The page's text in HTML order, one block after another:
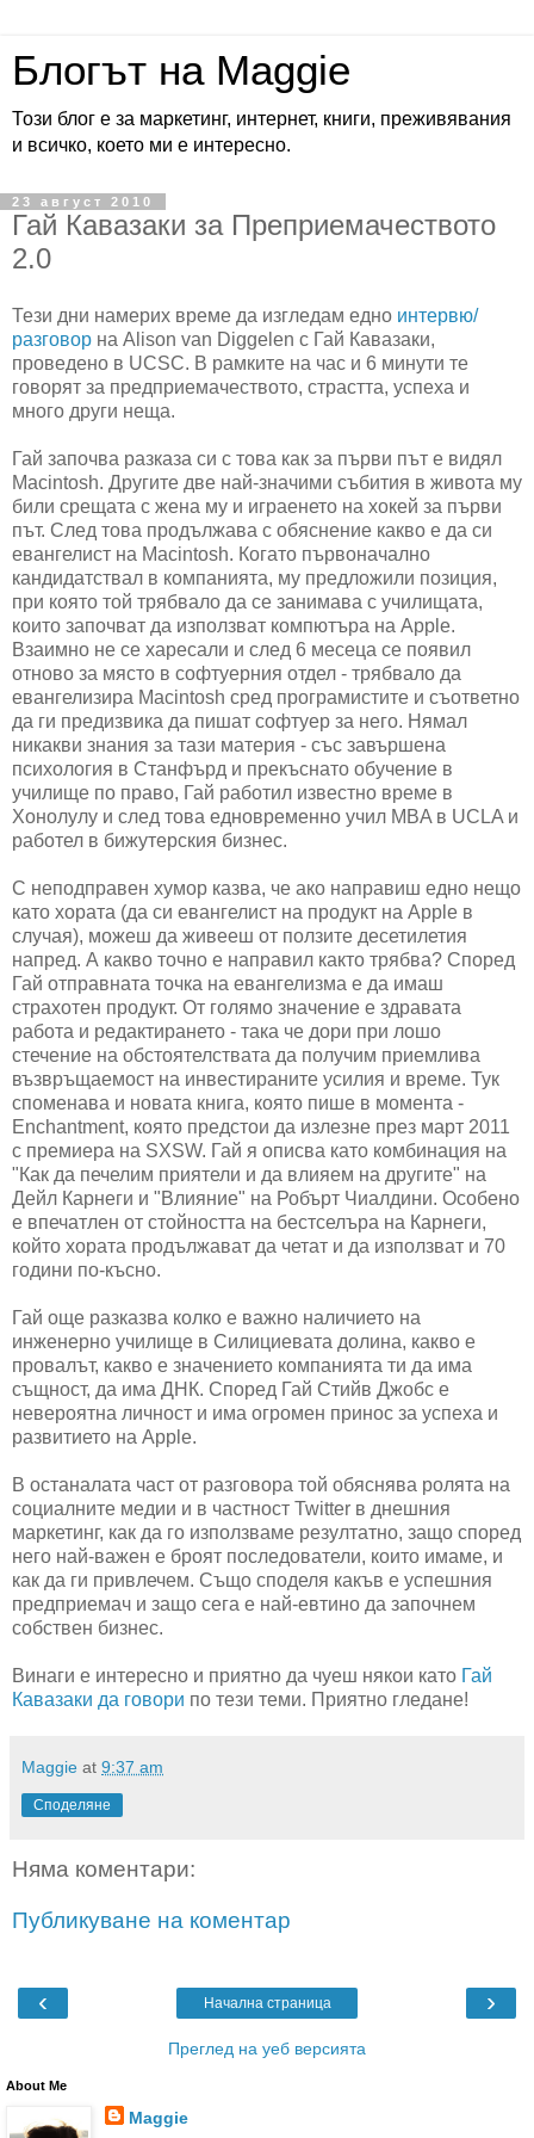
Блогът на Maggie
Този блог е за маркетинг, интернет, книги, преживявания
и всичко, което ми е интересно.
23 август 2010
Гай Кавазаки за Преприемачеството
2.0
Тези дни намерих време да изгледам едно интервю/
разговор на Alison van Diggelen с Гай Кавазаки,
проведено в UCSC. В рамките на час и 6 минути те
говорят за предприемачеството, страстта, успеха и
много други неща.
Гай започва разказа си с това как за първи път е видял
Macintosh. Другите две най-значими събития в живота му
били срещата с жена му и играенето на хокей за първи
път. След това продължава с обяснение какво е да си
евангелист на Macintosh. Когато първоначално
кандидатствал в компанията, му предложили позиция,
при която той трябвало да се занимава с училищата,
които започват да използват компютъра на Apple.
Взаимно не се харесали и след 6 месеца се появил
отново за място в софтуерния отдел - трябвало да
евангелизира Macintosh сред програмистите и съответно
да ги предизвика да пишат софтуер за него. Нямал
никакви знания за тази материя - със завършена
психология в Станфърд и прекъснато обучение в
училище по право, Гай работил известно време в
Хонолулу и след това едновременно учил MBA в UCLA и
работел в бижутерския бизнес.
С неподправен хумор казва, че ако направиш едно нещо
като хората (да си евангелист на продукт на Apple в
случая), можеш да живееш от ползите десетилетия
напред. А какво точно е направил както трябва? Според
Гай отправната точка на евангелизма е да имаш
страхотен продукт. От голямо значение е здравата
работа и редактирането - така че дори при лошо
стечение на обстоятелствата да получим приемлива
възвръщаемост на инвестираните усилия и време. Тук
споменава и новата книга, която пише в момента -
Enchantment, която предстои да излезне през март 2011
с премиера на SXSW. Гай я описва като комбинация на
"Как да печелим приятели и да влияем на другите" на
Дейл Карнеги и "Влияние" на Робърт Чиалдини. Особено
е впечатлен от стойността на бестселъра на Карнеги,
който хората продължават да четат и да използват и 70
години по-късно.
Гай още разказва колко е важно наличието на
инженерно училище в Силициевата долина, какво е
провалът, какво е значението компанията ти да има
същност, да има ДНК. Според Гай Стийв Джобс е
невероятна личност и има огромен принос за успеха и
развитието на Apple.
В останалата част от разговора той обяснява ролята на
социалните медии и в частност Twitter в днешния
маркетинг, как да го използваме резултатно, защо според
него най-важен е броят последователи, които имаме, и
как да ги привлечем. Също споделя какъв е успешния
предприемач и защо сега е най-евтино да започнем
собствен бизнес.
Винаги е интересно и приятно да чуеш някои като Гай
Кавазаки да говори по тези теми. Приятно гледане!
Maggie at 9:37 am
Споделяне
Няма коментари:
Публикуване на коментар
‹ ›
Начална страница
Преглед на уеб версията
About Me
Maggie